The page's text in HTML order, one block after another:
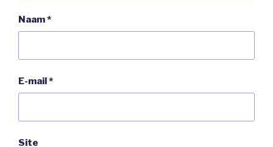
Naam*
E-mail*
Site